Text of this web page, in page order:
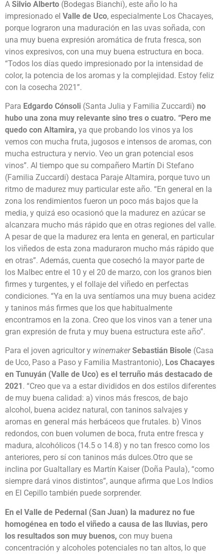
A Silvio Alberto (Bodegas Bianchi), este año lo ha
impresionado el Valle de Uco, especialmente Los Chacayes,
porque lograron una maduración en las uvas soñada, con
una muy buena expresión aromática de fruta fresca, son
vinos expresivos, con una muy buena estructura en boca.
“Todos los días quedo impresionado por la intensidad de
color, la potencia de los aromas y la complejidad. Estoy feliz
con la cosecha 2021”.
Para Edgardo Cónsoli (Santa Julia y Familia Zuccardi) no
hubo una zona muy relevante sino tres o cuatro. “Pero me
quedo con Altamira, ya que probando los vinos ya los
vemos con mucha fruta, jugosos e intensos de aromas, con
mucha estructura y nervio. Veo un gran potencial esos
vinos”. Al tiempo que su compañero Martín Di Stefano
(Familia Zuccardi) destaca Paraje Altamira, porque tuvo un
ritmo de madurez muy particular este año. “En general en la
zona los rendimientos fueron un poco más bajos que la
media, y quizá eso ocasionó que la madurez en azúcar se
alcanzara mucho más rápido que en otras regiones del valle.
A pesar de que la madurez era lenta en general, en particular
los viñedos de esta zona maduraron mucho más rápido que
en otras”. Además, cuenta que cosechó la mayor parte de
los Malbec entre el 10 y el 20 de marzo, con los granos bien
firmes y turgentes, y el follaje del viñedo en perfectas
condiciones. “Ya en la uva sentíamos una muy buena acidez
y taninos más firmes que los que habitualmente
encontramos en la zona. Creo que los vinos van a tener una
gran expresión de fruta y muy buena estructura este año”.
Para el joven agricultor y winemaker Sebastián Bisole (Casa
de Uco, Paso a Paso y Familia Mastrantonio), Los Chacayes
en Tunuyán (Valle de Uco) es el terruño más destacado de
2021 . “Creo que va a estar divididos en dos estilos diferentes
de muy buena calidad: a) vinos más frescos, de bajo
alcohol, buena acidez natural, con taninos salvajes y
aromas en general más herbáceos que frutales. b) Vinos
redondos, con buen volumen de boca, fruta entre fresca y
madura, alcohólicos (14.5 o 14.8) y no tan fresco como los
anteriores, pero sí con taninos más dulces.Otro que se
inclina por Gualtallary es Martín Kaiser (Doña Paula), “como
siempre dará vinos distintos”, aunque afirma que Los Indios
en El Cepillo también puede sorprender.
En el Valle de Pedernal (San Juan) la madurez no fue
homogénea en todo el viñedo a causa de las lluvias, pero
los resultados son muy buenos, con muy buena
concentración y alcoholes potenciales no tan altos, lo que